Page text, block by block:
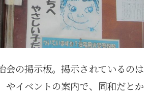
会の掲示板。掲示されているのは
やイベントの案内で、同和だとか